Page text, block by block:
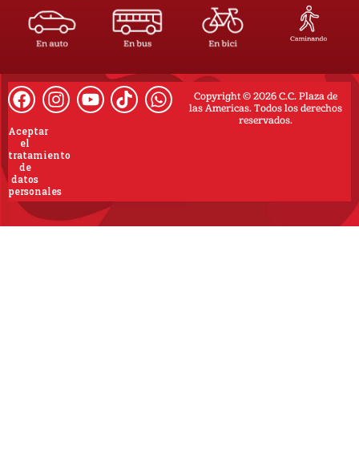
Copyright © 2026 C.C. Plaza de
las Americas. Todos los derechos
reservados.
Aceptar
el
tratamiento
de
datos
personales